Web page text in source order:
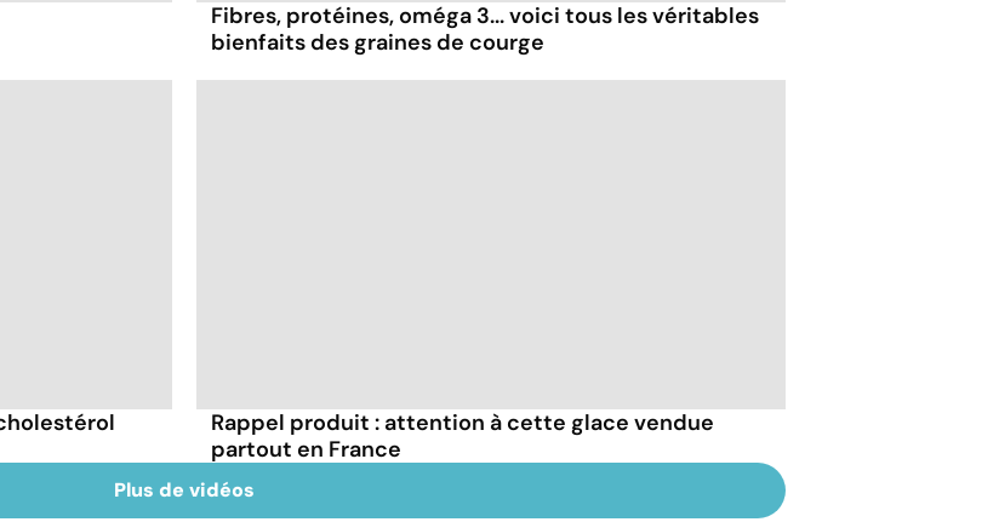
Fibres, protéines, oméga 3... voici tous les véritables
bienfaits des graines de courge
Rappel produit : attention à cette glace vendue
partout en France
Plus de vidéos